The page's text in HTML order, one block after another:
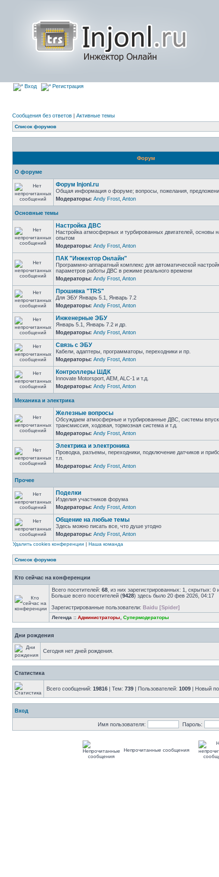
Вход Регистрация
Сообщения без ответов | Активные темы
Список форумов
Форум
О форуме
Форум Injonl.ru
Общая информация о форуме; вопросы, пожелания,
Модераторы: Andy Frost Anton
Основные темы
Настройка ДВС
Настройка атмосферных и турбированных двигателей, основы
опытом
Модераторы: Andy Frost Anton
ПАК "Инжектор Онлайн"
Программно-аппаратный комплекс для автоматической
параметров работы ДВС в режиме реального времени
Модераторы: Andy Frost Anton
Прошивка "TRS"
Для ЭБУ Январь 5.1, Январь 7.2
Модераторы: Andy Frost Anton
Инженерные ЭБУ
Январь 5.1, Январь 7.2 и др.
Модераторы: Andy Frost Anton
Связь с ЭБУ
Кабели, адаптеры, программаторы, переходники и пр.
Модераторы: Andy Frost Anton
Контроллеры ШДК
Innovate Motorsport, AEM, ALC-1 и т.д.
Модераторы: Andy Frost Anton
Механика и электрика
Железные вопросы
Обсуждаем атмосферные и турбированные ДВС, системы
трансмиссия, ходовая, тормозная система и т.д.
Модераторы: Andy Frost Anton
Электрика и электроника
Проводка, разъемы, переходники, подключение датчиков и
т.п.
Модераторы: Andy Frost Anton
Прочее
Поделки
Изделия участников форума
Модераторы: Andy Frost Anton
Общение на любые темы
Здесь можно писать все, что душе угодно
Модераторы: Andy Frost Anton
Удалить cookies конференции | Наша команда
Список форумов
Кто сейчас на конференции
Всего посетителей: 68 , из них зарегистрированных: 1, скрытых:
Больше всего посетителей (9428) здесь было 20 фев 2026, 04:17
Зарегистрированные пользователи: Baidu [Spider]
Легенда :: Администраторы Супермодераторы
Дни рождения
Сегодня нет дней рождения.
Статистика
Всего сообщений: 19816 | Тем: 739 | Пользователей: 1009 | Новый
Вход
Имя пользователя: Пароль:
Непрочитанные сообщения